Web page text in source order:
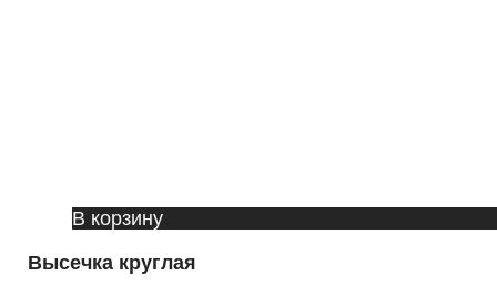
В корзину
Высечка круглая